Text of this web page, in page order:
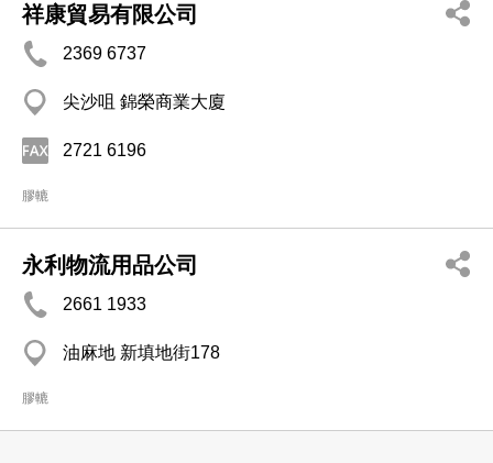
祥康貿易有限公司
2369 6737
尖沙咀 錦榮商業大廈
2721 6196
膠轆
永利物流用品公司
2661 1933
油麻地 新填地街178
膠轆